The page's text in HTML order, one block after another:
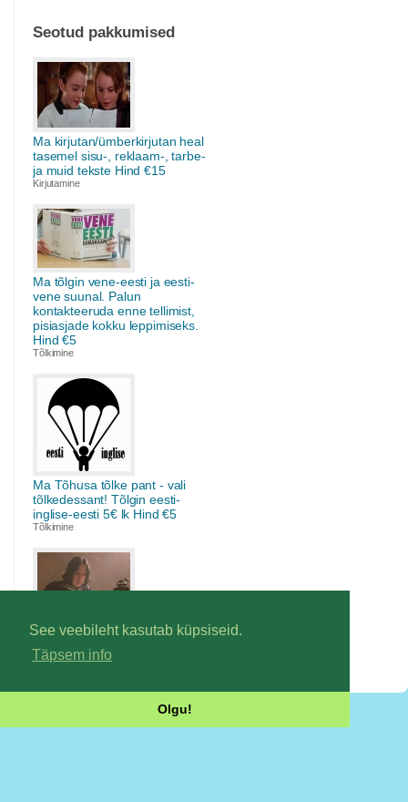
See veebileht kasutab küpsiseid.
Täpsem info
Olgu!
Seotud pakkumised
Ma kirjutan/ümberkirjutan heal
tasemel sisu-, reklaam-, tarbe-
ja muid tekste Hind €15
Kirjutamine
Ma tõlgin vene-eesti ja eesti-
vene suunal. Palun
kontakteeruda enne tellimist,
pisiasjade kokku leppimiseks.
Hind €5
Tõlkimine
Ma Tõhusa tõlke pant - vali
tõlkedessant! Tõlgin eesti-
inglise-eesti 5€ lk Hind €5
Tõlkimine
tasemel sisu-, reklaam-, tarbe-
Kirjutamine